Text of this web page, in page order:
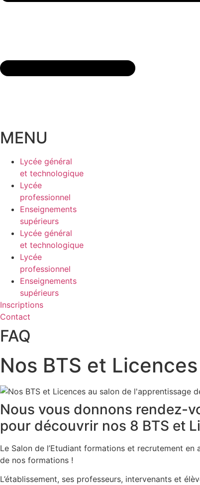
MENU
Lycée général
et technologique
Lycée
professionnel
Enseignements
supérieurs
Lycée général
et technologique
Lycée
professionnel
Enseignements
supérieurs
Inscriptions
Contact
FAQ
Nos BTS et
Nous vous donnons rendez-
pour découvrir nos 8 BTS et
Le Salon de l’Etudiant formations et recrutement
de nos formations !
L’établissement, ses professeurs, intervenants et